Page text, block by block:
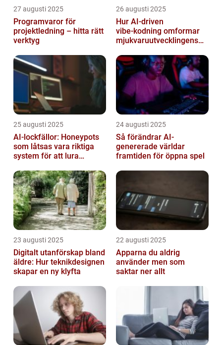
27 augusti 2025
Programvaror för
projektledning – hitta rätt
verktyg
26 augusti 2025
Hur AI‑driven
vibe‑kodning omformar
mjukvaruutvecklingens
25 augusti 2025
AI-lockfällor: Honeypots
som låtsas vara riktiga
system för att lura
24 augusti 2025
Så förändrar AI-
genererade världar
framtiden för öppna spel
23 augusti 2025
Digitalt utanförskap bland
äldre: Hur teknikdesignen
skapar en ny klyfta
22 augusti 2025
Apparna du aldrig
använder men som
saktar ner allt